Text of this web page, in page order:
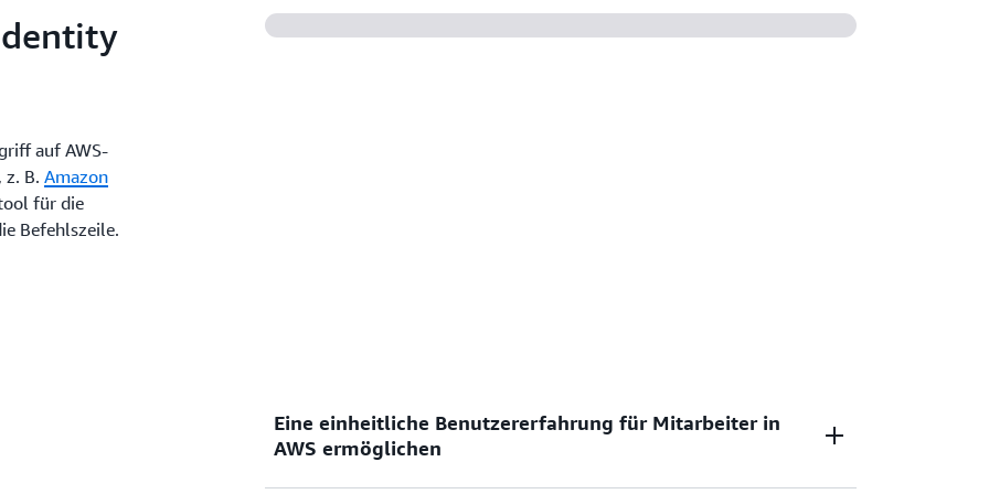
Verwenden Sie IAM Identity Center mit Ihrer vorhandenen
Identitätsquelle oder erstellen Sie ein neues Verzeichnis und verwalten
auf AWS-
z. B.Amazon
für die
Befehlszeile.
Eine einheitliche Benutzererfahrung für Mitarbeiter in
AWS ermöglichen